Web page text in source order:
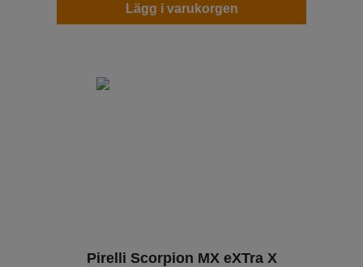
Lägg i varukorgen
Pirelli Scorpion MX eXTra X